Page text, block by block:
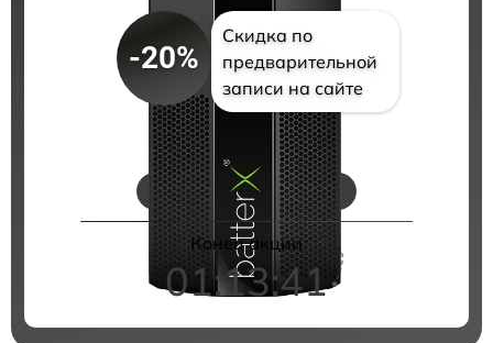
-20%
Скидка по
предварительной
записи на сайте
Цены на ремонт
Конец акции
01:13:40